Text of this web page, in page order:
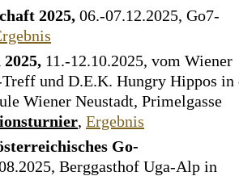
2025, 06.-07.12.2025, Go7-
11.-12.10.2025, vom Wiener
und D.E.K. Hungry Hippos in
Wiener Neustadt, Primelgasse
, Ergebnis
Go-
Berggasthof Uga-Alp in